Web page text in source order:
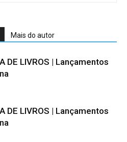
Mais do autor
DE LIVROS | Lançamentos
DE LIVROS | Lançamentos